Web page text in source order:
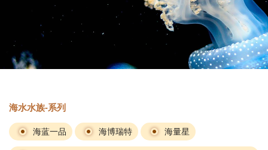
海水水族-系列
海蓝一品 海博瑞特 海量星